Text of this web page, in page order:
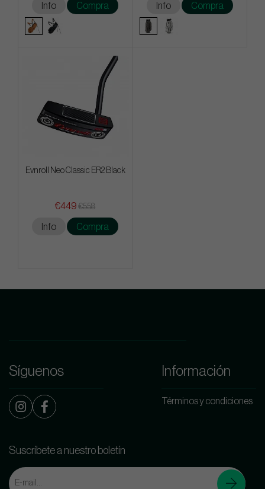
Info Compra Info Compra
Evnroll Neo Classic ER2 Black
€449 €558
Info Compra
Síguenos Información
Términos y condiciones
Suscríbete a nuestro boletín